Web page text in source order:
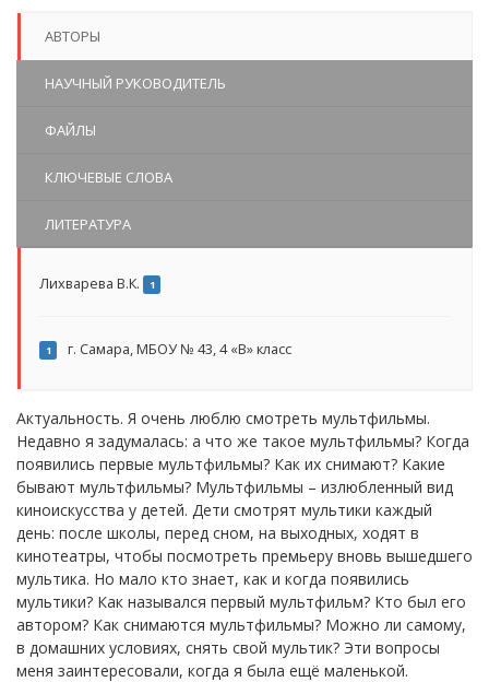
АВТОРЫ
НАУЧНЫЙ РУКОВОДИТЕЛЬ
ФАЙЛЫ
КЛЮЧЕВЫЕ СЛОВА
ЛИТЕРАТУРА
Лихварева В.К. 1
1 г. Самара, МБОУ № 43, 4 «В» класс
Актуальность. Я очень люблю смотреть мультфильмы.
Недавно я задумалась: а что же такое мультфильмы? Когда
появились первые мультфильмы? Как их снимают? Какие
бывают мультфильмы? Мультфильмы – излюбленный вид
киноискусства у детей. Дети смотрят мультики каждый
день: после школы, перед сном, на выходных, ходят в
кинотеатры, чтобы посмотреть премьеру вновь вышедшего
мультика. Но мало кто знает, как и когда появились
мультики? Как назывался первый мультфильм? Кто был его
автором? Как снимаются мультфильмы? Можно ли самому,
в домашних условиях, снять свой мультик? Эти вопросы
меня заинтересовали, когда я была ещё маленькой.